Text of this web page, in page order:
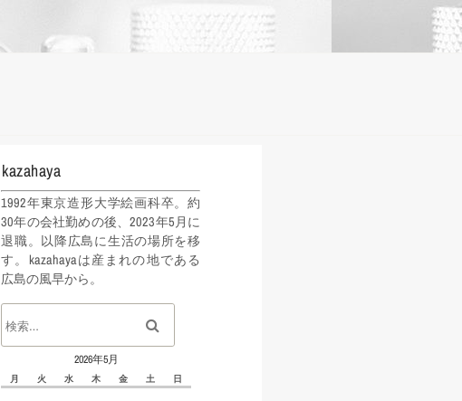
kazahaya
1992年東京造形大学絵画科卒。約
30年の会社勤めの後、2023年5月に
退職。以降広島に生活の場所を移
す。kazahayaは産まれの地である
広島の風早から。
2026年5月
月 火 水 木 金 土 日